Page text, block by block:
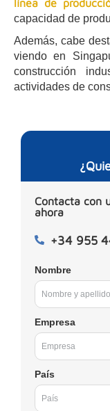
línea de
capacidad de
Además, cabe
viendo en
construcción
actividades de
Contacta con
ahora
+34 955
Nombre
Empresa
País